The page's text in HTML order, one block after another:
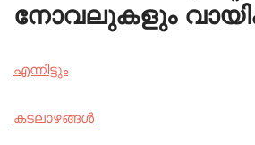
നോവലുകളും
എന്നിട്ടും
കടലാഴങ്ങൾ